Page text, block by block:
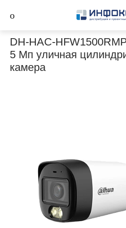
DH-HAC-
5 Мп уличная
камера